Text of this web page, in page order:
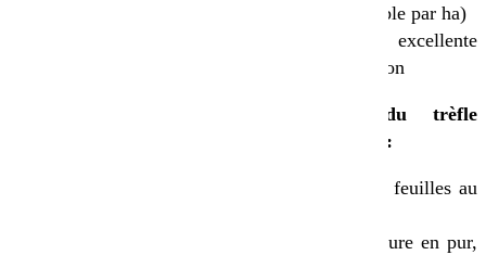
d’humus stable par ha)
C’est une excellente
tête de rotation
Inconvénients du trèfle
violet biologique :
Fragilité des feuilles au
Éviter la pâture en pur,